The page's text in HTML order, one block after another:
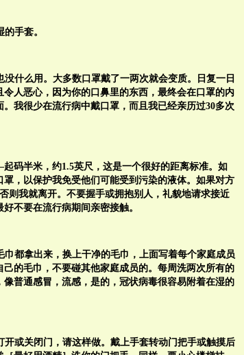
手套。
什么用。大多数口罩戴了一两次就会变质。日复一日
人恶心，因为你的口鼻里的东西，最终会在口罩的内
我很少在流行病中戴口罩，而且我已经亲历过30多次
码半米，约1.5英尺，这是一个很好的距离标准。如
，以保护我免受他们可能受到污染的液体。如果对方
则我就离开。不要握手或拥抱别人，礼貌地请求接近
不要在流行病期间亲密接触。
都拿出来，换上干净的毛巾，上面写着每个家庭成员
的毛巾，不要碰其他家庭成员的。每周洗两次所有的
普通感冒，流感，是的，冠状病毒很容易附着在湿的
或关闭门，请这样做。戴上手套转动门把手或触摸后